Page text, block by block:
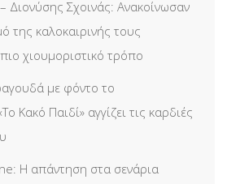
Διονύσης Σχοινάς: Ανακοίνωσαν
της καλοκαιρινής τους
χιουμοριστικό τρόπο
με φόντο το
Κακό Παιδί» αγγίζει τις καρδιές
Η απάντηση στα σενάρια